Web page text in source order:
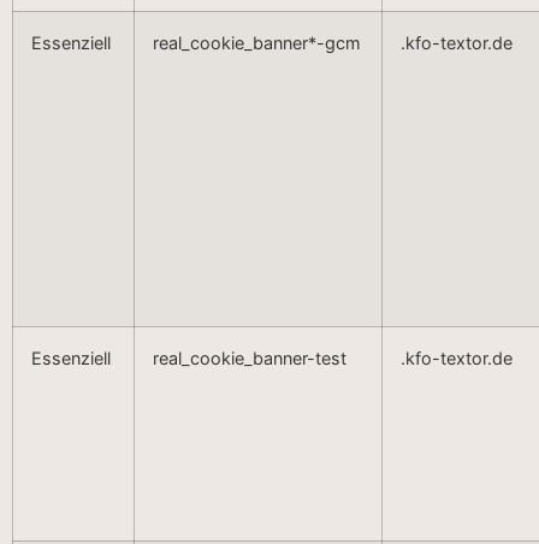
Essenziell real_cookie_banner*-gcm .kfo-textor.de
Essenziell real_cookie_banner-test .kfo-textor.de